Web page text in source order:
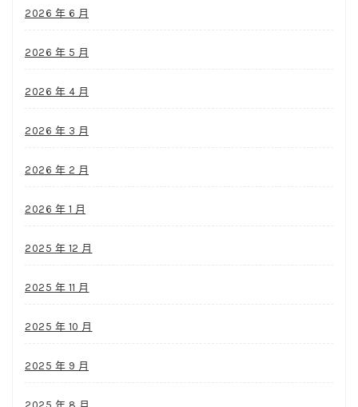
2026 年 6 月
2026 年 5 月
2026 年 4 月
2026 年 3 月
2026 年 2 月
2026 年 1 月
2025 年 12 月
2025 年 11 月
2025 年 10 月
2025 年 9 月